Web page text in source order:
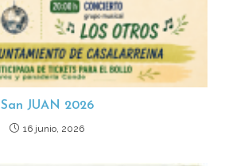
San JUAN 2026
16 junio, 2026